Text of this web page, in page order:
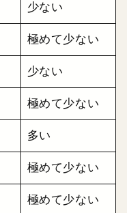
少ない
極めて少ない
少ない
極めて少ない
多い
極めて少ない
極めて少ない